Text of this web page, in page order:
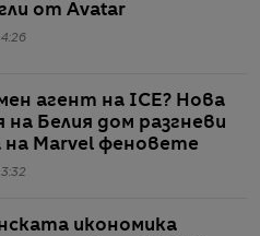
от Avatar
агент на ICE? Нова
на Белия дом разгневи
Marvel феновете
икономика